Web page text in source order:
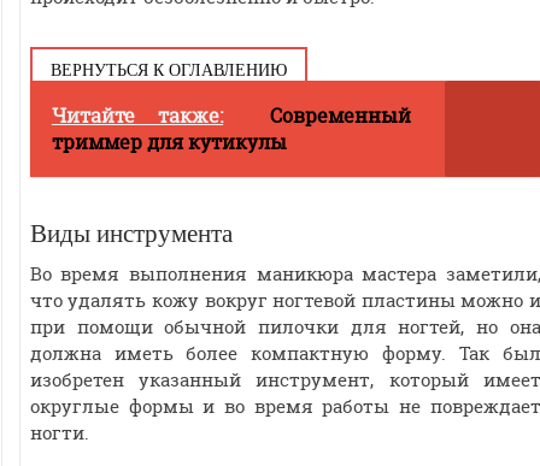
ВЕРНУТЬСЯ К ОГЛАВЛЕНИЮ
Читайте также:
Современный
триммер для кутикулы
Виды инструмента
Во время выполнения маникюра мастера заметили,
что удалять кожу вокруг ногтевой пластины можно и
при помощи обычной пилочки для ногтей, но она
должна иметь более компактную форму. Так был
изобретен указанный инструмент, который имеет
округлые формы и во время работы не повреждает
ногти.